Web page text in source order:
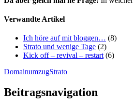
Verwandte Artikel
Ich höre auf mit bloggen… (8)
Strato und wenige Tage (2)
Kick off – revival – restart (6)
DomainumzugStrato
Beitragsnavigation